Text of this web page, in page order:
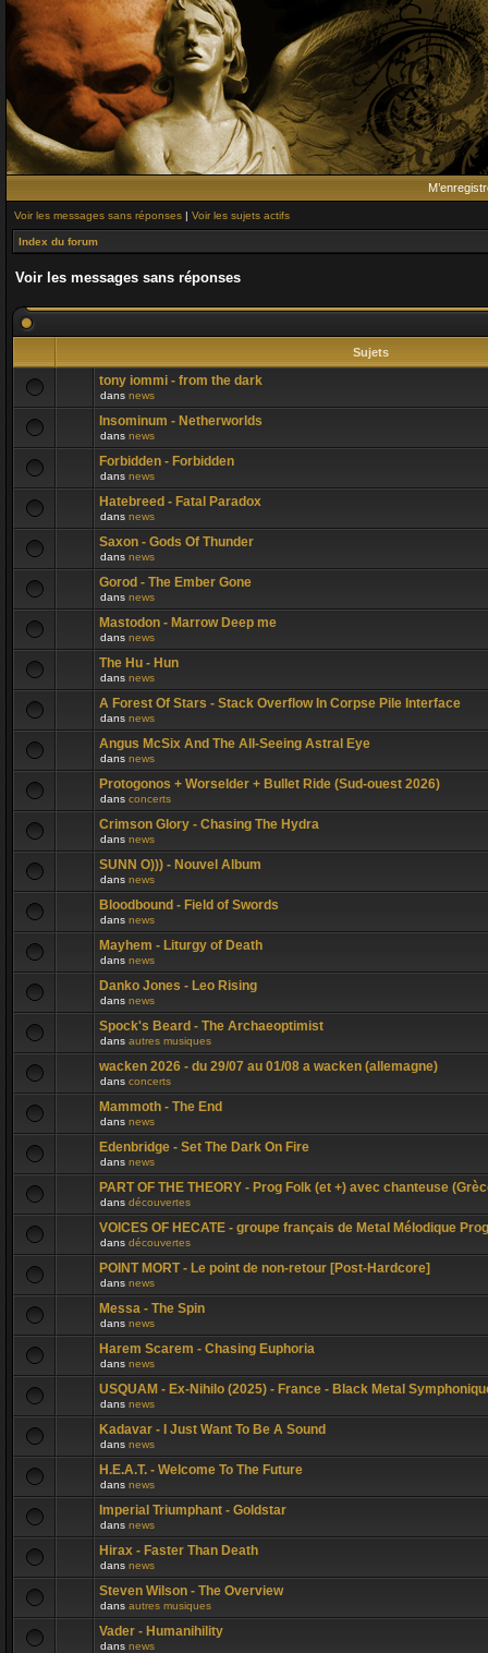
Voir les messages sans réponses | Voir les sujets actifs
Index du forum
Voir les messages sans réponses
Sujets
tony iommi - from the dark
dans news
Insominum - Netherworlds
dans news
Forbidden - Forbidden
dans news
Hatebreed - Fatal Paradox
dans news
Saxon - Gods Of Thunder
dans news
Gorod - The Ember Gone
dans news
Mastodon - Marrow Deep me
dans news
The Hu - Hun
dans news
A Forest Of Stars - Stack Overflow In Corpse Pile Interface
dans news
Angus McSix And The All-Seeing Astral Eye
dans news
Protogonos + Worselder + Bullet Ride (Sud-ouest 2026)
dans concerts
Crimson Glory - Chasing The Hydra
dans news
SUNN O))) - Nouvel Album
dans news
Bloodbound - Field of Swords
dans news
Mayhem - Liturgy of Death
dans news
Danko Jones - Leo Rising
dans news
Spock's Beard - The Archaeoptimist
dans autres musiques
wacken 2026 - du 29/07 au 01/08 a wacken (allemagne)
dans concerts
Mammoth - The End
dans news
Edenbridge - Set The Dark On Fire
dans news
PART OF THE THEORY - Prog Folk (et +) avec chanteuse
dans découvertes
VOICES OF HECATE - groupe français de Metal Mélodique Prog
dans découvertes
POINT MORT - Le point de non-retour [Post-Hardcore]
dans news
Messa - The Spin
dans news
Harem Scarem - Chasing Euphoria
dans news
USQUAM - Ex-Nihilo (2025) - France - Black Metal
dans news
Kadavar - I Just Want To Be A Sound
dans news
H.E.A.T. - Welcome To The Future
dans news
Imperial Triumphant - Goldstar
dans news
Hirax - Faster Than Death
dans news
Steven Wilson - The Overview
dans autres musiques
Vader - Humanihility
dans news